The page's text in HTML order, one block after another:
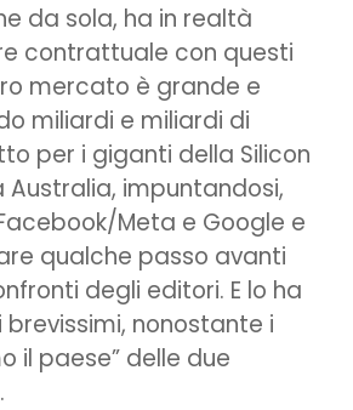
da sola, ha in realtà
contrattuale con questi
mercato è grande e
miliardi e miliardi di
per i giganti della Silicon
Australia, impuntandosi,
Meta e Google e
qualche passo avanti
degli editori. E lo ha
nonostante i
il paese” delle due